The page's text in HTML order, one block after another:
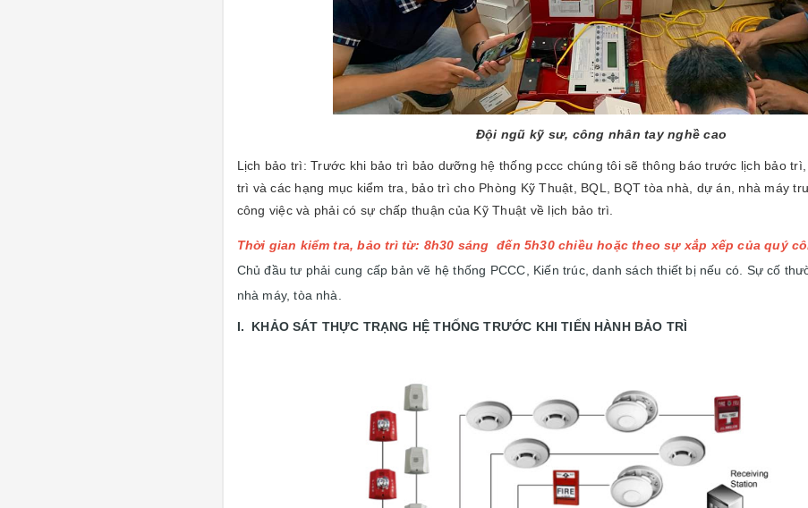
Đội ngũ kỹ sư, công nhân tay nghề cao
Lịch bảo trì: Trước khi bảo trì bảo dưỡng hệ thống pccc chúng tôi sẽ thông báo trước lịch bảo
trì và các hạng mục kiểm tra, bảo trì cho Phòng Kỹ Thuật, BQL, BQT tòa nhà, dự án, nhà máy
công việc và phải có sự chấp thuận của Kỹ Thuật về lịch bảo trì.
Thời gian kiểm tra, bảo trì từ: 8h30 sáng đến 5h30 chiều hoặc theo sự xắp xếp của quý
Chủ đầu tư phải cung cấp bản vẽ hệ thống PCCC, Kiến trúc, danh sách thiết bị nếu có. Sự cố
nhà máy, tòa nhà.
I. KHẢO SÁT THỰC TRẠNG HỆ THỐNG TRƯỚC KHI TIẾN HÀNH BẢO TRÌ